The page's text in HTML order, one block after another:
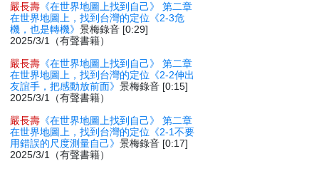
嚴長壽 《在世界地圖上找到自己》 第二章
在世界地圖上，找到台灣的定位《2-3危
機，也是轉機》景梅錄音 [0:29]
2025/3/1（有聲書籍）
嚴長壽 《在世界地圖上找到自己》 第二章
在世界地圖上，找到台灣的定位《2-2伸出
友誼手，把感動放前面》景梅錄音 [0:15]
2025/3/1（有聲書籍）
嚴長壽 《在世界地圖上找到自己》 第二章
在世界地圖上，找到台灣的定位《2-1不要
用錯誤的尺度測量自己》景梅錄音 [0:17]
2025/3/1（有聲書籍）